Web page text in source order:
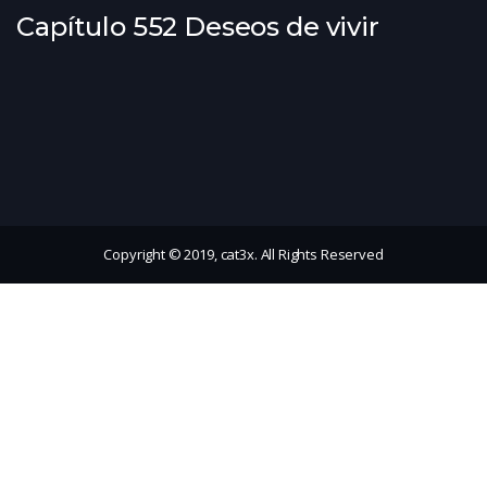
Capítulo 552 Deseos de vivir
Copyright © 2019, cat3x. All Rights Reserved